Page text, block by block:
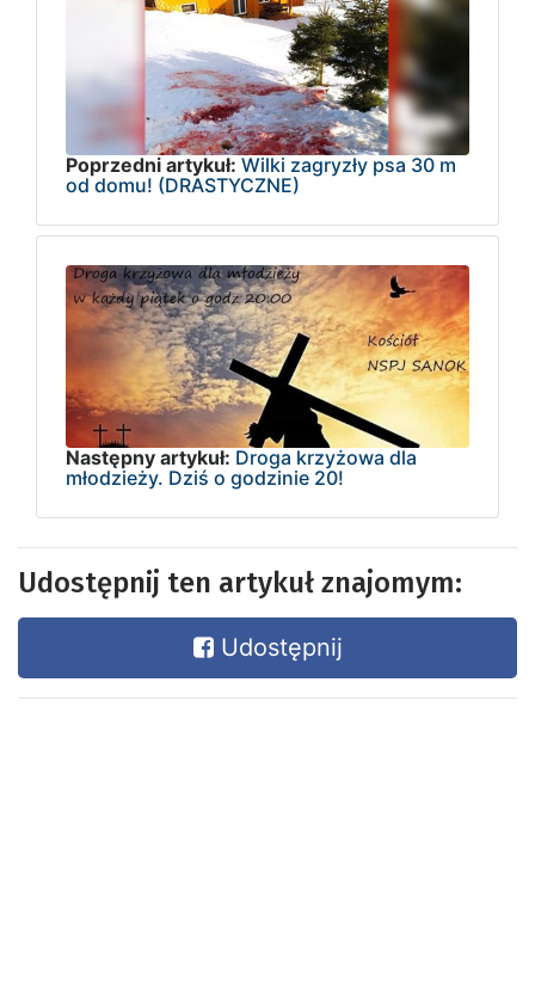
Poprzedni artykuł: Wilki zagryzły psa 30 m
od domu! (DRASTYCZNE)
Następny artykuł: Droga krzyżowa dla
młodzieży. Dziś o godzinie 20!
Udostępnij ten artykuł znajomym:
Udostępnij